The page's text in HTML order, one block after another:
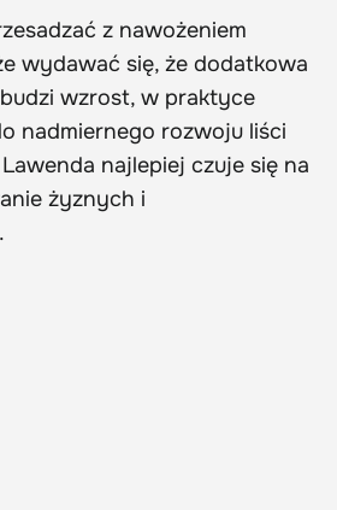
z nawożeniem
wydawać się, że dodatkowa
wzrost, w praktyce
nadmiernego rozwoju liści
najlepiej czuje się na
żyznych i